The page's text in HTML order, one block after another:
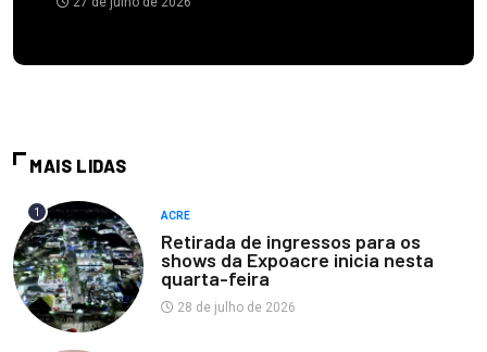
MAIS LIDAS
1 ACRE
Retirada de ingressos para os
shows da Expoacre inicia nesta
quarta-feira
28 de julho de 2026